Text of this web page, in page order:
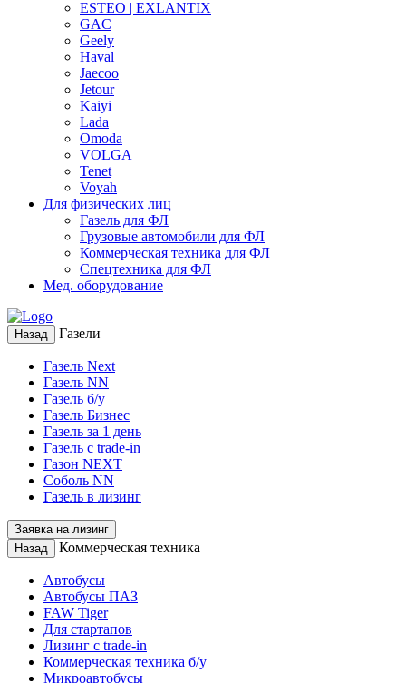
ESTEO | EXLANTIX
GAC
Geely
Haval
Jaecoo
Jetour
Kaiyi
Lada
Omoda
VOLGA
Tenet
Voyah
Для физических лиц
Газель для ФЛ
Грузовые автомобили для ФЛ
Коммерческая техника для ФЛ
Спецтехника для ФЛ
Мед. оборудование
Назад Газели
Газель Next
Газель NN
Газель б/у
Газель Бизнес
Газель за 1 день
Газель с trade-in
Газон NEXT
Соболь NN
Газель в лизинг
Заявка на лизинг
Назад
Коммерческая техника
Автобусы
Автобусы ПАЗ
FAW Tiger
Для стартапов
Лизинг с trade-in
Коммерческая техника б/у
Микроавтобусы